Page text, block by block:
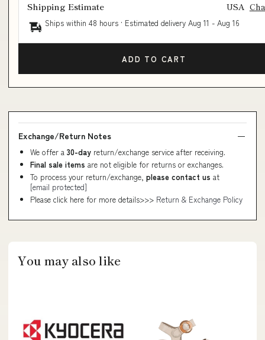
Shipping Estimate USA
Ships within 48 hours · Estimated delivery Aug 11 - Aug 16
ADD TO CART
Exchange/Return Notes
We offer a 30-day return/exchange service after receiving.
Final sale items are not eligible for returns or exchanges.
To process your return/exchange, please contact us at
[email protected]
Please click here for more details>>> Return & Exchange Policy
You may also like